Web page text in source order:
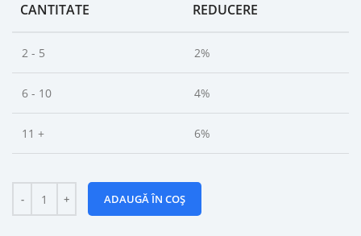
CANTITATE REDUCERE
2 - 5 2%
6 - 10 4%
11 + 6%
ADAUGĂ ÎN COȘ